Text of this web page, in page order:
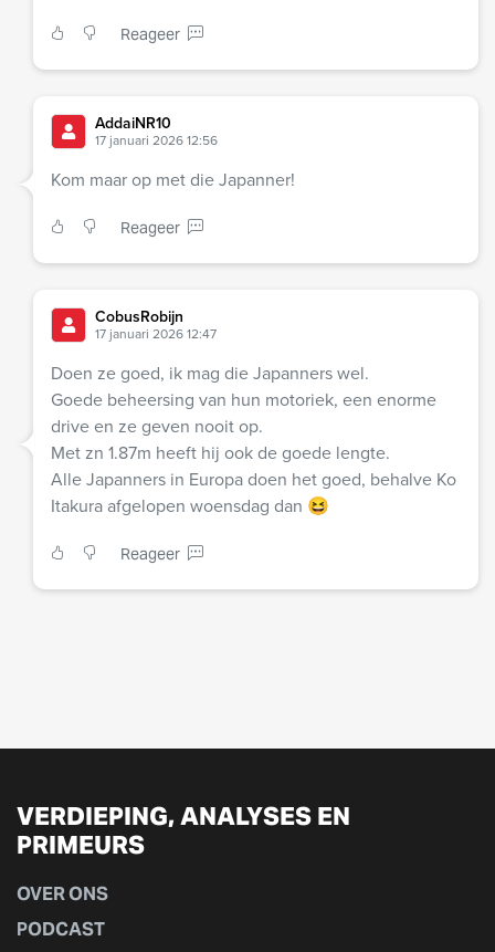
Reageer
AddaiNR10
17 januari 2026 12:56
Kom maar op met die Japanner!
Reageer
CobusRobijn
17 januari 2026 12:47
Doen ze goed, ik mag die Japanners wel.
Goede beheersing van hun motoriek, een enorme
drive en ze geven nooit op.
Met zn 1.87m heeft hij ook de goede lengte.
Alle Japanners in Europa doen het goed, behalve Ko
Itakura afgelopen woensdag dan 😆
Reageer
VERDIEPING, ANALYSES EN
PRIMEURS
OVER ONS
PODCAST